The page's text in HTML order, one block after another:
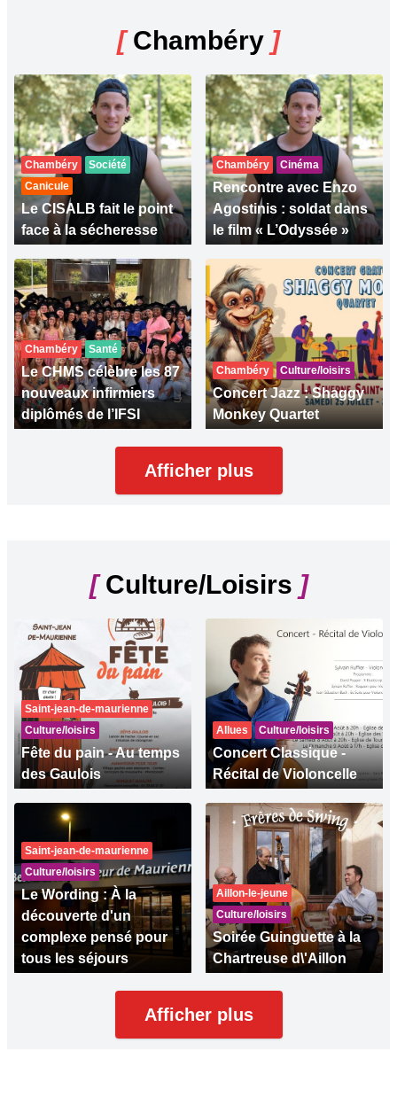
[Chambéry ]
Chambéry
Société
Canicule
Le CISALB fait le point
face à la sécheresse
Chambéry Cinéma
Rencontre avec Enzo
Agostinis : soldat dans
le film « L’Odyssée »
Chambéry Santé
Le CHMS célèbre les 87
nouveaux infirmiers
diplômés de l’IFSI
Chambéry Culture/loisirs
Concert Jazz : Shaggy
Monkey Quartet
Afficher plus
[Culture/Loisirs ]
Saint-jean-de-maurienne
Culture/loisirs
Fête du pain - Au temps
des Gaulois
Allues Culture/loisirs
Concert Classique -
Récital de Violoncelle
Saint-jean-de-maurienne
Culture/loisirs
Le Wording : À la
découverte d'un
complexe pensé pour
tous les séjours
Aillon-le-jeune
Culture/loisirs
Soirée Guinguette à la
Chartreuse d\'Aillon
Afficher plus